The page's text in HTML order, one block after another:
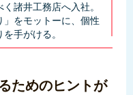
諸井工務店へ入社。
」をモットーに、個性
手がける。
ためのヒントが